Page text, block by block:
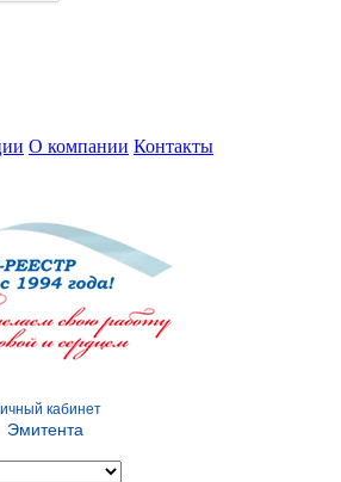
О компании Контакты
кабинет
Эмитента